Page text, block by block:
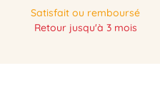
Satisfait ou remboursé
Retour jusqu'à 3 mois